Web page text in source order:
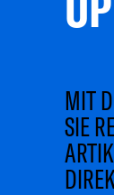
MIT
SIE